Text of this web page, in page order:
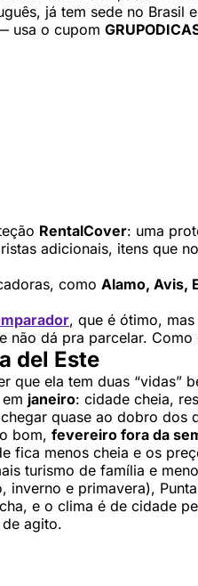
já tem sede no Brasil
usa o cupom
RentalCover: uma
adicionais, itens que
como Alamo, Avis,
, que é ótimo,
não dá pra parcelar.
del Este
que ela tem duas “vidas”
janeiro: cidade cheia,
quase ao dobro dos
bom, fevereiro fora da
fica menos cheia e os
turismo de família e
inverno e primavera),
e o clima é de cidade
agito.